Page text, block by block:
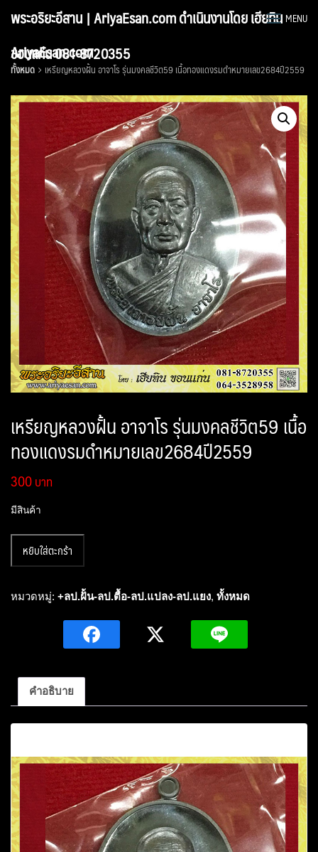
พระอริยะอีสาน | AriyaEsan.com ดำเนินงานโดย เฮียทิน
ขอนแก่น 081-8720355
MENU
AriyaEsan.com
ทั้งหมด เหรียญหลวงฝั้น อาจาโร รุ่นมงคลชีวิต59 เนื้อทองแดงรมดำหมายเลข2684ปี2559
เหรียญหลวงฝั้น อาจาโร รุ่นมงคลชีวิต59 เนื้อ
ทองแดงรมดำหมายเลข2684ปี2559
300
มีสินค้า
เหรียญ
วง
มงคล
ชีวิต59
ทองแดง
ดำ
หมายเลข2684ปี2559
ชิ้น
หยิบใส่ตะกร้า
หมวดหมู่: +ลป.ฝั้น-ลป.ตื้อ-ลป.แปลง-ลป.แยง, ทั้งหมด
คำอธิบาย